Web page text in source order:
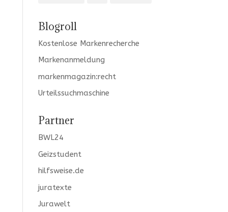
Blogroll
Kostenlose Markenrecherche
Markenanmeldung
markenmagazin:recht
Urteilssuchmaschine
Partner
BWL24
Geizstudent
hilfsweise.de
juratexte
Jurawelt